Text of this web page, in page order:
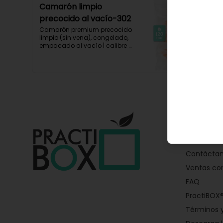
Camarón limpio
precocido al vacío-302
Camarón premium precocido
limpio (sin vena), congelado,
empacado al vacío | calibre
Ventas
FAQ
Términos